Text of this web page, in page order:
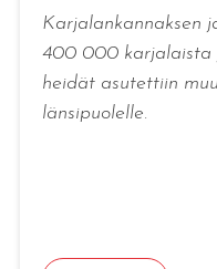
Karjalankannaksen
400 000 karjalaista
heidät asutettiin
länsipuolelle.